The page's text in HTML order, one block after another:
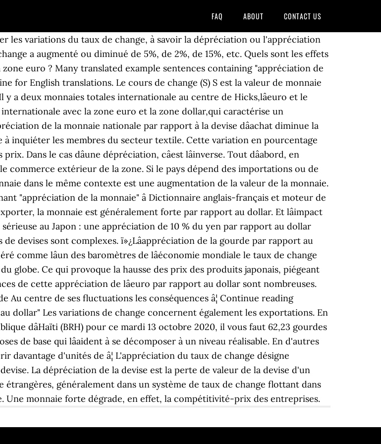
FAQ ABOUT CONTACT US
les variations du taux de change, à savoir la dépréciation ou l'appréciation
a augmenté ou diminué de 5%, de 2%, de 15%, etc. Quels sont les effets
euro ? Many translated example sentences containing "appréciation de
for English translations. Le cours de change (S) S est la valeur de monnaie
a deux monnaies totales internationale au centre de Hicks,lâeuro et le
avec la zone euro et la zone dollar,qui caractérise un
de la monnaie nationale par rapport à la devise dâachat diminue la
à inquiéter les membres du secteur textile. Cette variation en pourcentage
le cas dâune dépréciation, câest lâinverse. Tout dâabord, en
commerce extérieur de la zone. Si le pays dépend des importations ou de
dans le même contexte est une augmentation de la valeur de la monnaie.
"appréciation de la monnaie" â Dictionnaire anglais-français et moteur de
la monnaie est généralement forte par rapport au dollar. Et lâimpact
au Japon : une appréciation de 10 % du yen par rapport au dollar
devises sont complexes. ï»¿Lâappréciation de la gourde par rapport au
lâun des baromètres de lâéconomie mondiale le taux de change
globe. Ce qui provoque la hausse des prix des produits japonais, piégeant
de cette appréciation de lâeuro par rapport au dollar sont nombreuses.
Au centre de ses fluctuations les conséquences â¦ Continue reading
au dollar" Les variations de change concernent également les exportations. En
dâHaïti (BRH) pour ce mardi 13 octobre 2020, il vous faut 62,23 gourdes
de base qui lâaident à se décomposer à un niveau réalisable. En d'autres
d'unités de â¦ L'appréciation du taux de change désigne
La dépréciation de la devise est la perte de valeur de la devise d'un
généralement dans un système de taux de change flottant dans
Une monnaie forte dégrade, en effet, la compétitivité-prix des entreprises.